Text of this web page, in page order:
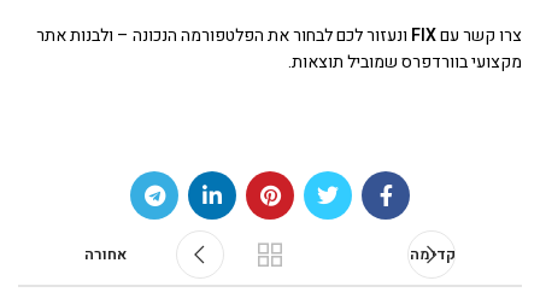
צרו קשר עםFIX ונעזור לכם לבחור את הפלטפורמה הנכונה – ולבנות אתר
מקצועי בוורדפרס שמוביל תוצאות.
קדימה אחורה